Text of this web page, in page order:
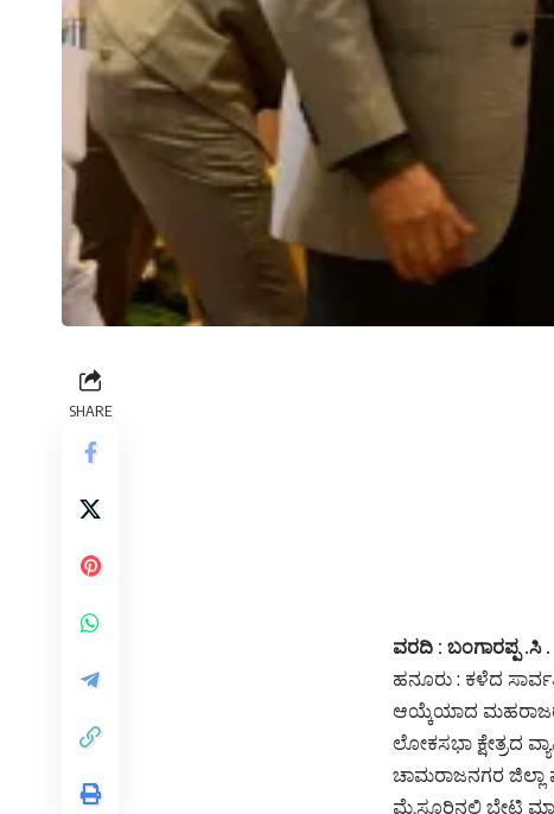
SHARE
ವರದಿ : ಬಂಗಾರಪ್ಪ .ಸಿ .
ಹನೂರು : ಕಳೆದ
ಆಯ್ಕೆಯಾದ
ಲೋಕಸಭಾ ಕ್ಷೇತ್ರದ
ಚಾಮರಾಜನಗರ ಜಿಲ್ಲಾ
ಮೈಸೂರಿನಲ್ಲಿ ಬೇಟಿ